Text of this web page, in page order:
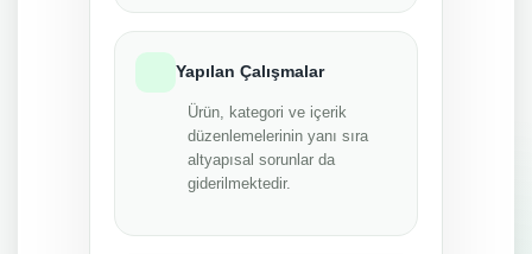
Yapılan Çalışmalar
Ürün, kategori ve içerik
düzenlemelerinin yanı sıra
altyapısal sorunlar da
giderilmektedir.